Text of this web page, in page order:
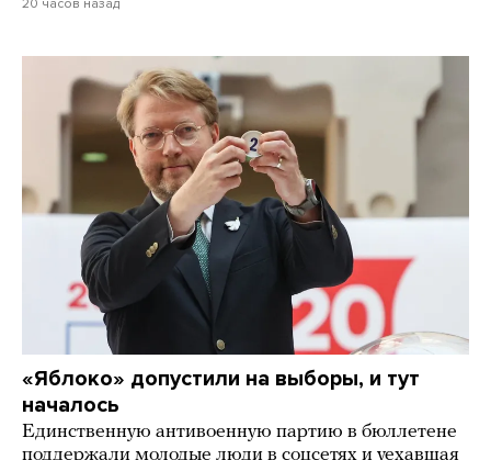
20 часов назад
«Яблоко» допустили на выборы, и тут
началось
Единственную антивоенную партию в бюллетене
поддержали молодые люди в соцсетях и уехавшая